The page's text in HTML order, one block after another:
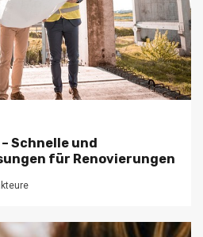
Schnelle und
für Renovierungen